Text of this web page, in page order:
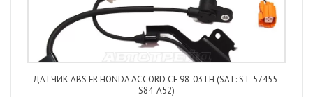
ДАТЧИК ABS FR HONDA ACCORD CF 98-03 LH (SAT: ST-57455-
S84-A52)